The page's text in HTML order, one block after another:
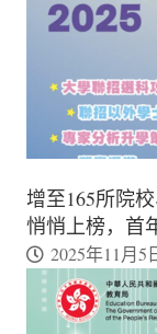
增至165所院
悄悄上榜，首
2025年11月5